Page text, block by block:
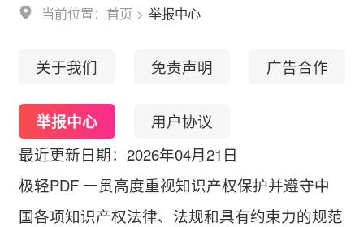
当前位置： 首页 >举报中心
关于我们 免责声明 广告合作
举报中心
用户协议
最近更新日期：2026年04月21日
极轻PDF 一贯高度重视知识产权保护并遵守中
国各项知识产权法律、法规和具有约束力的规范